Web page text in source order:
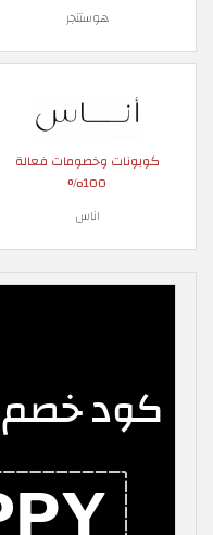
هوستنجر
كوبونات وخصومات فعالة
100%
اناس